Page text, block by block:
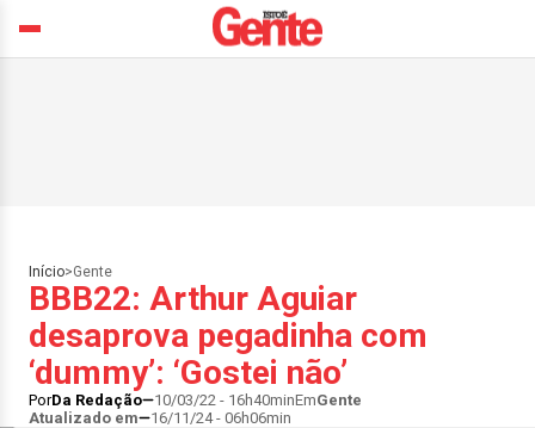
Início>Gente
BBB22: Arthur Aguiar
desaprova pegadinha com
‘dummy’: ‘Gostei não’
PorDa Redação 10/03/22 - 16h40minEmGente
Atualizado em
16/11/24 - 06h06min